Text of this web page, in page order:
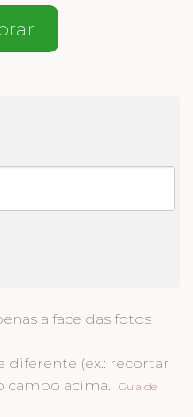
quantidade
a face das fotos
diferente (ex.: recortar
campo acima.
Guia de